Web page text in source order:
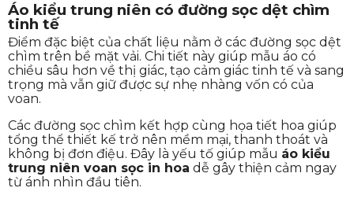
Áo kiểu trung niên có đường sọc dệt chìm
tinh tế
Điểm đặc biệt của chất liệu nằm ở các đường sọc dệt
chìm trên bề mặt vải. Chi tiết này giúp mẫu áo có
chiều sâu hơn về thị giác, tạo cảm giác tinh tế và sang
trọng mà vẫn giữ được sự nhẹ nhàng vốn có của
voan.
Các đường sọc chìm kết hợp cùng họa tiết hoa giúp
tổng thể thiết kế trở nên mềm mại, thanh thoát và
không bị đơn điệu. Đây là yếu tố giúp mẫu áo kiểu
trung niên voan sọc in hoa dễ gây thiện cảm ngay
từ ánh nhìn đầu tiên.